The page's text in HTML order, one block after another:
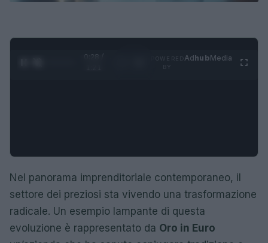
0:29 /
AdhubMedia
Nel panorama imprenditoriale contemporaneo, il
settore dei preziosi sta vivendo una trasformazione
radicale. Un esempio lampante di questa
evoluzione è rappresentato da Oro in Euro